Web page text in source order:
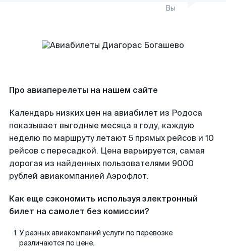
Вы
Про авиаперелеты на нашем сайте
Календарь низких цен на авиабилет из Родоса
показывает выгодные месяца в году, каждую
неделю по маршруту летают 5 прямых рейсов и 10
рейсов с пересадкой. Цена варьируется, самая
дорогая из найденных пользователями 9000
рублей авиакомпанией Аэрофлот.
Как еще сэкономить используя электронный
билет на самолет без комиссии?
У разных авиакомпаний услуги по перевозке
различаются по цене.